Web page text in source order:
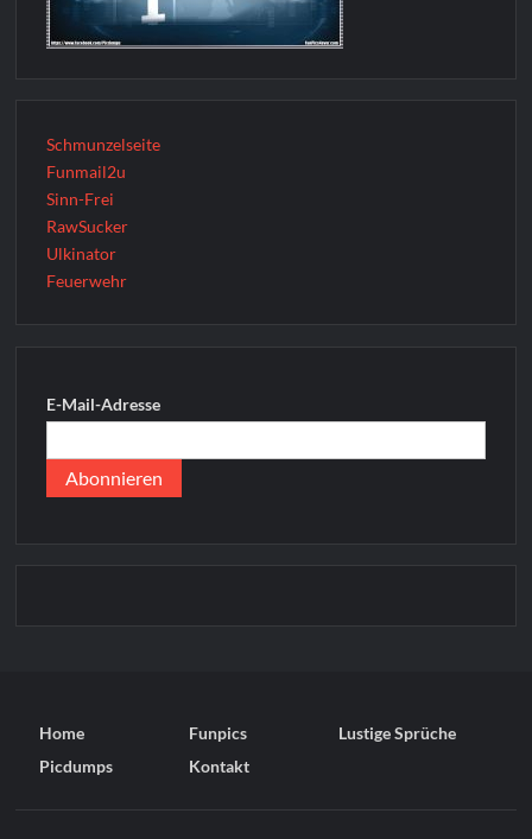
Schmunzelseite
Funmail2u
Sinn-Frei
RawSucker
Ulkinator
Feuerwehr
E-Mail-Adresse
Home Funpics
Lustige Sprüche
Picdumps
Kontakt